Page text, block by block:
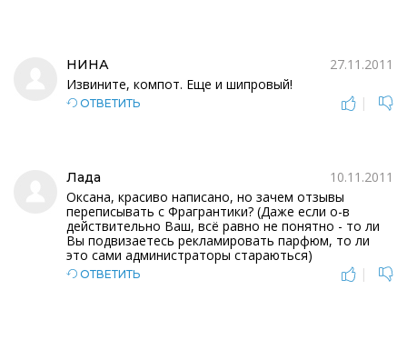
НИНА
27.11.2011
Извините, компот. Еще и шипровый!
ОТВЕТИТЬ |
Лада
10.11.2011
Оксана, красиво написано, но зачем отзывы
переписывать с Фрагрантики? (Даже если о-в
действительно Ваш, всё равно не понятно - то ли
Вы подвизаетесь рекламировать парфюм, то ли
это сами администраторы стараються)
ОТВЕТИТЬ |